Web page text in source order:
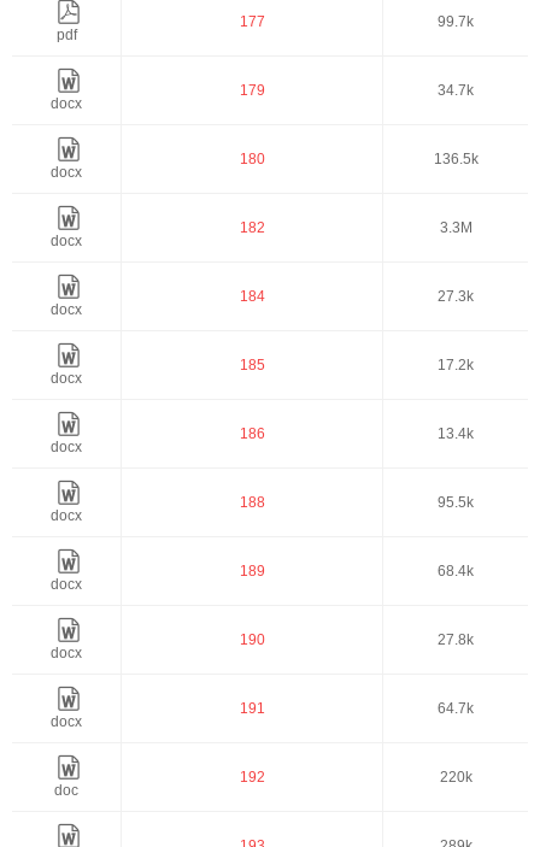
pdf
177 99.7k
docx
179 34.7k
docx
180 136.5k
docx
182 3.3M
docx
184 27.3k
docx
185 17.2k
docx
186 13.4k
docx
188 95.5k
docx
189 68.4k
docx
190 27.8k
docx
191 64.7k
doc
192 220k